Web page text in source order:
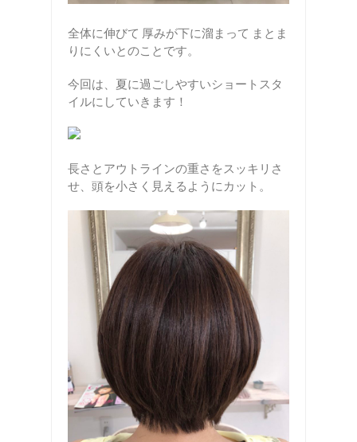
全体に伸びて 厚みが下に溜まって まとま
りにくいとのことです。
今回は、夏に過ごしやすいショートスタ
イルにしていきます！
長さとアウトラインの重さをスッキリさ
せ、頭を小さく見えるようにカット。